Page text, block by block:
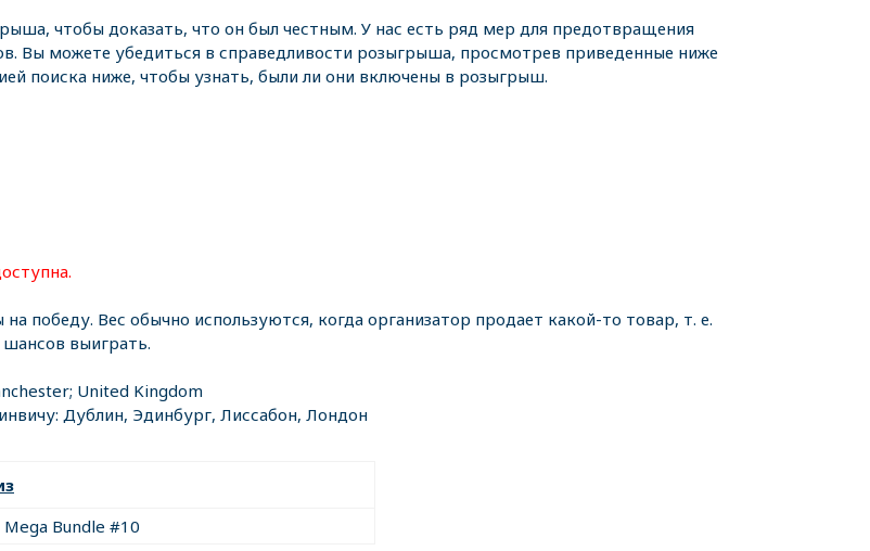
чтобы доказать, что он был честным. У нас есть ряд мер для предотвращения
Вы можете убедиться в справедливости розыгрыша, просмотрев приведенные ниже
поиска ниже, чтобы узнать, были ли они включены в розыгрыш.
победу. Вес обычно используются, когда организатор продает какой-то товар, т. е.
выиграть.
United Kingdom
Дублин, Эдинбург, Лиссабон, Лондон
Mega Bundle #10